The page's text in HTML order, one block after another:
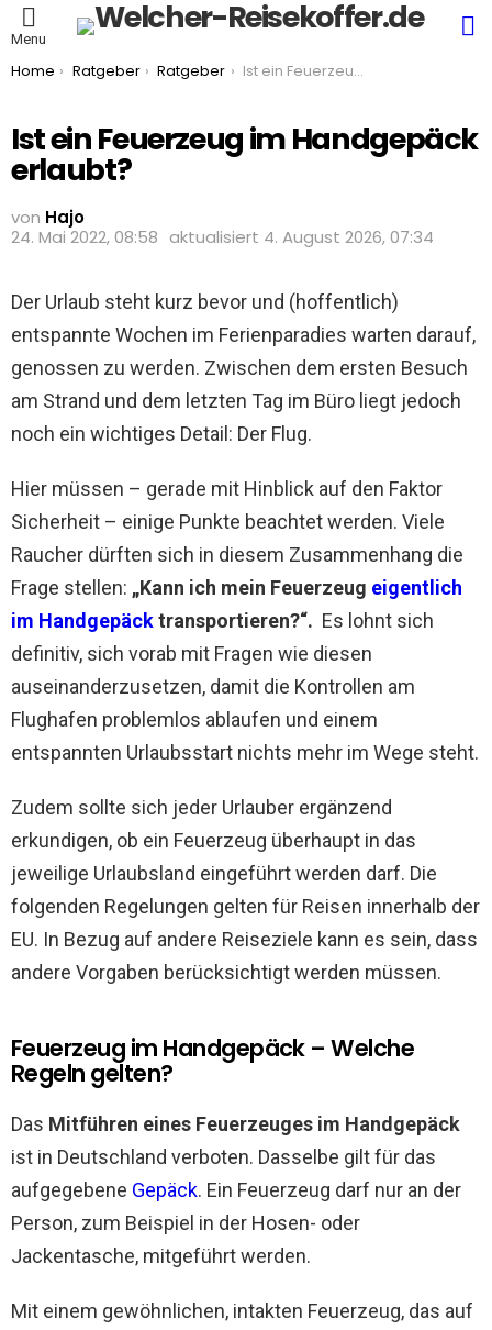
Menu
You are here:
Home Ratgeber Ratgeber Ist ein Feuerzeug im Handgepäck erlaubt?
Ist ein Feuerzeug im Handgepäck
erlaubt?
von Hajo
24. Mai 2022, 08:58 aktualisiert 4. August 2026, 07:34
Der Urlaub steht kurz bevor und (hoffentlich)
entspannte Wochen im Ferienparadies warten darauf,
genossen zu werden. Zwischen dem ersten Besuch
am Strand und dem letzten Tag im Büro liegt jedoch
noch ein wichtiges Detail: Der Flug.
Hier müssen – gerade mit Hinblick auf den Faktor
Sicherheit – einige Punkte beachtet werden. Viele
Raucher dürften sich in diesem Zusammenhang die
Frage stellen: „Kann ich mein Feuerzeug eigentlich
im Handgepäcktransportieren?“. Es lohnt sich
definitiv, sich vorab mit Fragen wie diesen
auseinanderzusetzen, damit die Kontrollen am
Flughafen problemlos ablaufen und einem
entspannten Urlaubsstart nichts mehr im Wege steht.
Zudem sollte sich jeder Urlauber ergänzend
erkundigen, ob ein Feuerzeug überhaupt in das
jeweilige Urlaubsland eingeführt werden darf. Die
folgenden Regelungen gelten für Reisen innerhalb der
EU. In Bezug auf andere Reiseziele kann es sein, dass
andere Vorgaben berücksichtigt werden müssen.
Feuerzeug im Handgepäck – Welche
Regeln gelten?
Das Mitführen eines Feuerzeuges im Handgepäck
ist in Deutschland verboten. Dasselbe gilt für das
aufgegebene Gepäck. Ein Feuerzeug darf nur an der
Person, zum Beispiel in der Hosen- oder
Jackentasche, mitgeführt werden.
Mit einem gewöhnlichen, intakten Feuerzeug, das auf